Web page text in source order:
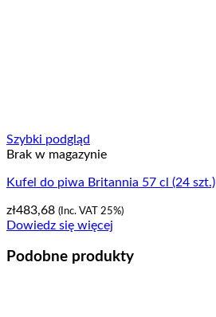
Szybki podgląd
Brak w magazynie
Kufel do piwa Britannia 57 cl (24 szt.)
zł483,68 (Inc. VAT 25%)
Dowiedz się więcej
Podobne produkty